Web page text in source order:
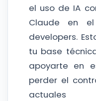
el uso de IA
Claude en
developers.
tu base
apoyarte en
perder el